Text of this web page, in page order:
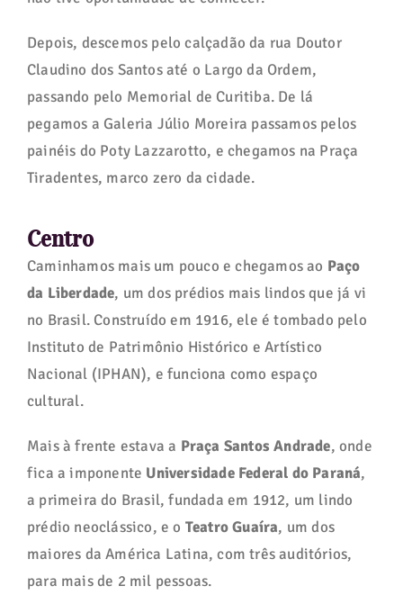
Depois, descemos pelo calçadão da rua Doutor
Claudino dos Santos até o Largo da Ordem,
passando pelo Memorial de Curitiba. De lá
pegamos a Galeria Júlio Moreira passamos pelos
painéis do Poty Lazzarotto, e chegamos na Praça
Tiradentes, marco zero da cidade.
Centro
Caminhamos mais um pouco e chegamos ao Paço
da Liberdade, um dos prédios mais lindos que já vi
no Brasil. Construído em 1916, ele é tombado pelo
Instituto de Patrimônio Histórico e Artístico
Nacional (IPHAN), e funciona como espaço
cultural.
Mais à frente estava a Praça Santos Andrade, onde
fica a imponente Universidade Federal do Paraná,
a primeira do Brasil, fundada em 1912, um lindo
prédio neoclássico, e o Teatro Guaíra, um dos
maiores da América Latina, com três auditórios,
para mais de 2 mil pessoas.